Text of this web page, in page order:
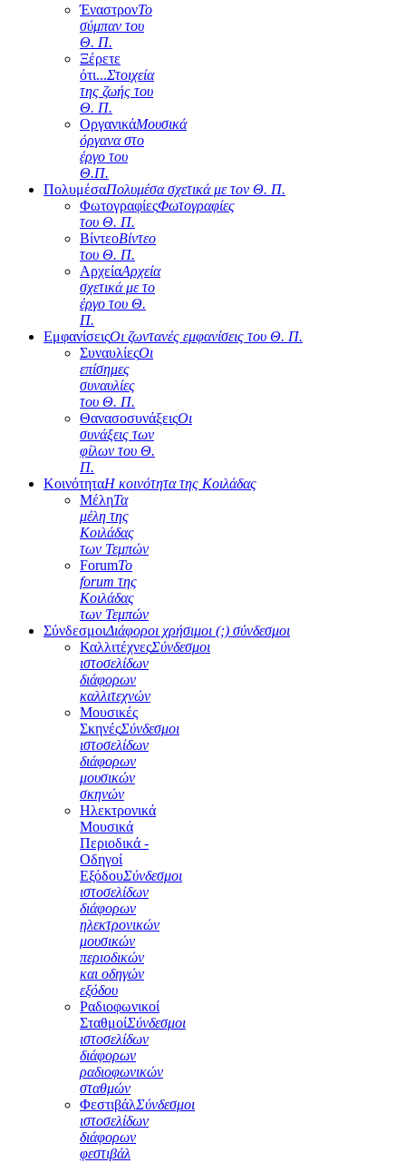
ΈναστρονΤο
σύμπαν του
Θ. Π.
Ξέρετε
ότι...Στοιχεία
της ζωής του
Θ. Π.
ΟργανικάΜουσικά
όργανα στο
έργο του
Θ.Π.
ΠολυμέσαΠολυμέσα σχετικά με τον Θ. Π.
ΦωτογραφίεςΦωτογραφίες
του Θ. Π.
ΒίντεοΒίντεο
του Θ. Π.
ΑρχείαΑρχεία
σχετικά με το
έργο του Θ.
Π.
ΕμφανίσειςΟι ζωντανές εμφανίσεις του Θ. Π.
ΣυναυλίεςΟι
επίσημες
συναυλίες
του Θ. Π.
ΘανασοσυνάξειςΟι
συνάξεις των
φίλων του Θ.
Π.
ΚοινότηταΗ κοινότητα της Κοιλάδας
ΜέληΤα
μέλη της
Κοιλάδας
των Τεμπών
ForumΤο
forum της
Κοιλάδας
των Τεμπών
ΣύνδεσμοιΔιάφοροι χρήσιμοι (;) σύνδεσμοι
ΚαλλιτέχνεςΣύνδεσμοι
ιστοσελίδων
διάφορων
καλλιτεχνών
Μουσικές
ΣκηνέςΣύνδεσμοι
ιστοσελίδων
διάφορων
μουσικών
σκηνών
Ηλεκτρονικά
Μουσικά
Περιοδικά -
Οδηγοί
ΕξόδουΣύνδεσμοι
ιστοσελίδων
διάφορων
ηλεκτρονικών
μουσικών
περιοδικών
και οδηγών
εξόδου
Ραδιοφωνικοί
ΣταθμοίΣύνδεσμοι
ιστοσελίδων
διάφορων
ραδιοφωνικών
σταθμών
ΦεστιβάλΣύνδεσμοι
ιστοσελίδων
διάφορων
φεστιβάλ